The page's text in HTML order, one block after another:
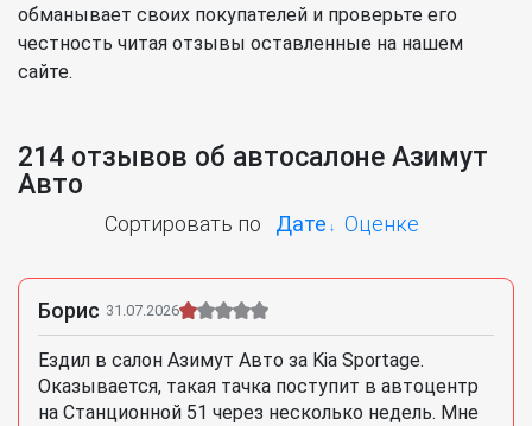
обманывает своих покупателей и проверьте его
честность читая отзывы оставленные на нашем
сайте.
214 отзывов об автосалоне Азимут
Авто
Сортировать по Дате Оценке
Борис 31.07.2026
Ездил в салон Азимут Авто за Kia Sportage.
Оказывается, такая тачка поступит в автоцентр
на Станционной 51 через несколько недель. Мне